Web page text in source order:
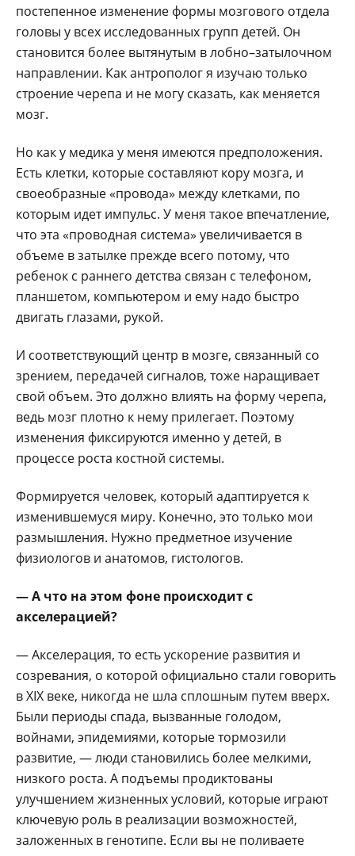
постепенное изменение формы мозгового отдела
головы у всех исследованных групп детей. Он
становится более вытянутым в лобно–затылочном
направлении. Как антрополог я изучаю только
строение черепа и не могу сказать, как меняется
мозг.
Но как у медика у меня имеются предположения.
Есть клетки, которые составляют кору мозга, и
своеобразные «провода» между клетками, по
которым идет импульс. У меня такое впечатление,
что эта «проводная система» увеличивается в
объеме в затылке прежде всего потому, что
ребенок с раннего детства связан с телефоном,
планшетом, компьютером и ему надо быстро
двигать глазами, рукой.
И соответствующий центр в мозге, связанный со
зрением, передачей сигналов, тоже наращивает
свой объем. Это должно влиять на форму черепа,
ведь мозг плотно к нему прилегает. Поэтому
изменения фиксируются именно у детей, в
процессе роста костной системы.
Формируется человек, который адаптируется к
изменившемуся миру. Конечно, это только мои
размышления. Нужно предметное изучение
физиологов и анатомов, гистологов.
— А что на этом фоне происходит с
акселерацией?
— Акселерация, то есть ускорение развития и
созревания, о которой официально стали говорить
в XIX веке, никогда не шла сплошным путем вверх.
Были периоды спада, вызванные голодом,
войнами, эпидемиями, которые тормозили
развитие, — люди становились более мелкими,
низкого роста. А подъемы продиктованы
улучшением жизненных условий, которые играют
ключевую роль в реализации возможностей,
заложенных в генотипе. Если вы не поливаете